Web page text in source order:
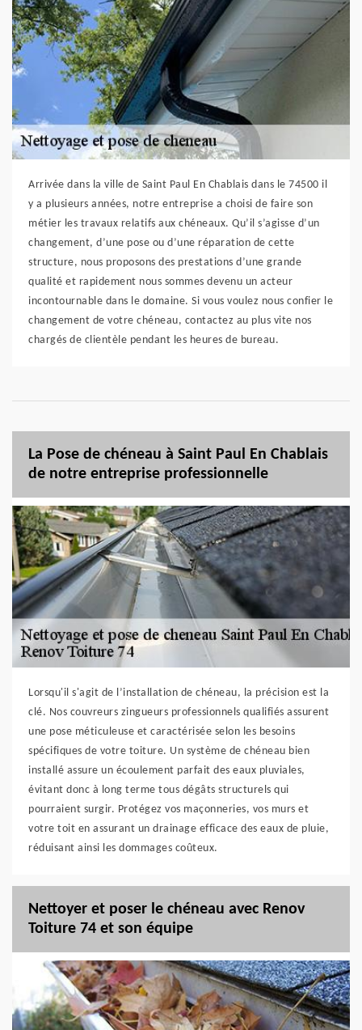
Arrivée dans la ville de Saint Paul En Chablais dans le 74500 il
y a plusieurs années, notre entreprise a choisi de faire son
métier les travaux relatifs aux chéneaux. Qu’il s’agisse d’un
changement, d’une pose ou d’une réparation de cette
structure, nous proposons des prestations d’une grande
qualité et rapidement nous sommes devenu un acteur
incontournable dans le domaine. Si vous voulez nous confier le
changement de votre chéneau, contactez au plus vite nos
chargés de clientèle pendant les heures de bureau.
La Pose de chéneau à Saint Paul En Chablais
de notre entreprise professionnelle
Lorsqu'il s'agit de l’installation de chéneau, la précision est la
clé. Nos couvreurs zingueurs professionnels qualifiés assurent
une pose méticuleuse et caractérisée selon les besoins
spécifiques de votre toiture. Un système de chéneau bien
installé assure un écoulement parfait des eaux pluviales,
évitant donc à long terme tous dégâts structurels qui
pourraient surgir. Protégez vos maçonneries, vos murs et
votre toit en assurant un drainage efficace des eaux de pluie,
réduisant ainsi les dommages coûteux.
Nettoyer et poser le chéneau avec Renov
Toiture 74 et son équipe